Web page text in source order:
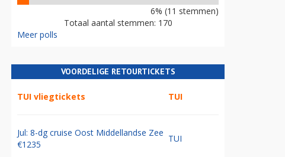
6% (11 stemmen)
Totaal aantal stemmen: 170
Meer polls
VOORDELIGE RETOURTICKETS
TUI vliegtickets TUI
Jul: 8-dg cruise Oost Middellandse Zee
€1235
TUI